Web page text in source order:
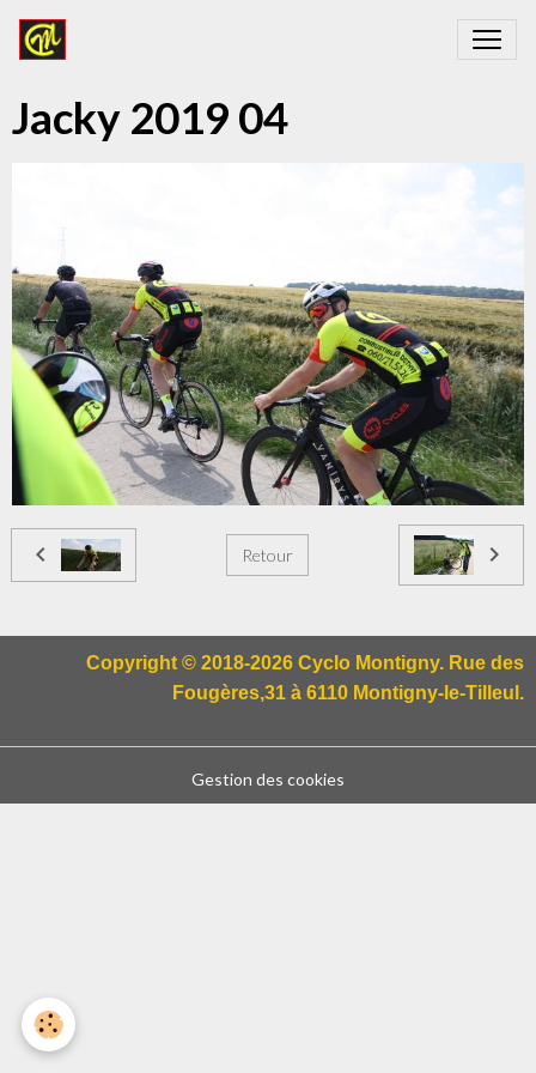
Jacky 2019 04
Retour
Copyright © 2018-2026 Cyclo Montigny. Rue des
Fougères,31 à 6110 Montigny-le-Tilleul.
Gestion des cookies